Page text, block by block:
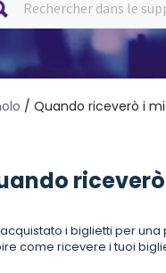
/ Quando riceverò i
i biglietti per
come ricevere i tuoi